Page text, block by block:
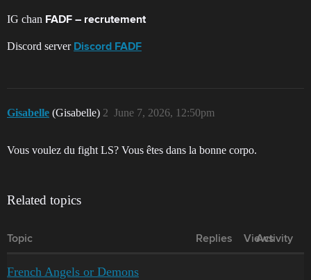
IG chan FADF – recrutement
Discord server Discord FADF
Gisabelle (Gisabelle) June 7, 2026, 12:50pm
2
Vous voulez du fight LS? Vous êtes dans la bonne corpo.
Related topics
Topic Replies Views
Activity
French Angels or Demons